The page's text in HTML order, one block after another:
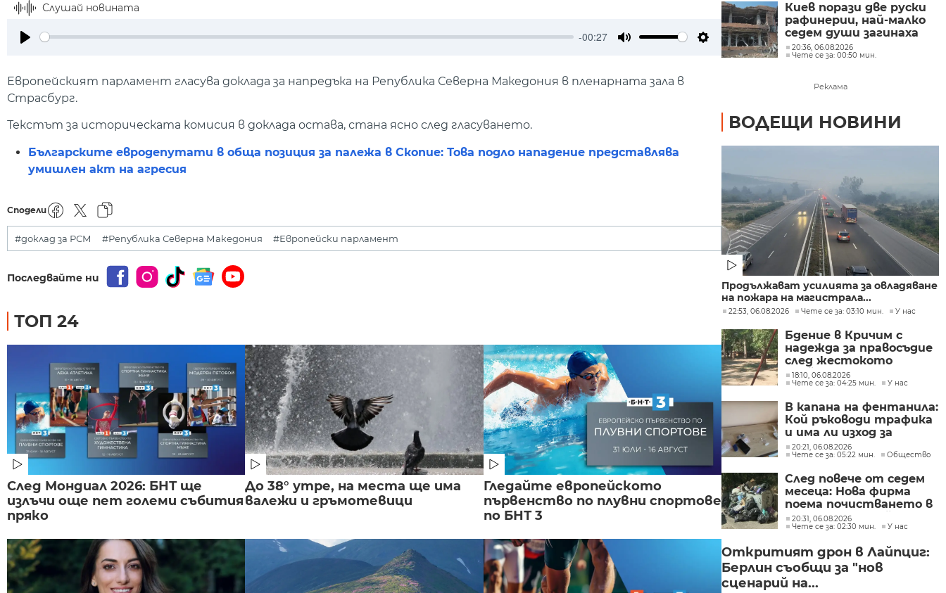
Слушай новината
-00:27
Settings
Европейският парламент гласува доклада за напредъка на Република Северна Македония в пленарната зала в
Страсбург.
Текстът за историческата комисия в доклада остава, стана ясно след гласуването.
Българските евродепутати в обща позиция за палежа в Скопие: Това подло нападение представлява
умишлен акт на агресия
Сподели
#доклад за РСМ #Република Северна Македония #Европейски парламент
Последвайте ни
ТОП 24
След Мондиал 2026: БНТ ще
излъчи още пет големи събития
пряко
До 38° утре, на места ще има
валежи и гръмотевици
Гледайте европейското
първенство по плувни спортове
по БНТ 3
Киев порази две руски
рафинерии, най-малко
седем души загинаха
при руски удари в
Украйна
20:36, 06.08.2026
Чете се за: 00:50 мин.
Реклама
ВОДЕЩИ НОВИНИ
Продължават усилията за овладяване
на пожара на магистрала...
22:53, 06.08.2026 Чете се за: 03:10 мин. У нас
Бдение в Кричим с
надежда за правосъдие
след жестокото
убийство на млад мъж
в Пловдив от
18:10, 06.08.2026
Чете се за: 04:25 мин.
У нас
В капана на фентанила:
Кой ръководи трафика
и има ли изход за
пристрастените?
20:21, 06.08.2026
Чете се за: 05:22 мин.
Общество
След повече от седем
месеца: Нова фирма
поема почистването в
столичните райони
"Слатина", "Подуяне" и
20:31, 06.08.2026
Чете се за: 02:30 мин.
У нас
Откритият дрон в Лайпциг:
Берлин съобщи за "нов
сценарий на...